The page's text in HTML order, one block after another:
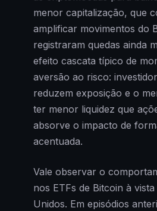
menor capitalização, que
amplificar movimentos do
registraram quedas ainda
efeito cascata típico de
aversão ao risco:
reduzem exposição e o
ter menor liquidez que
absorve o impacto de
acentuada.
Vale observar o
nos ETFs de Bitcoin à
Unidos. Em episódios